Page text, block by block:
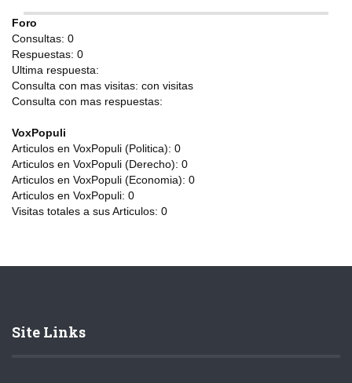
Foro
Consultas: 0
Respuestas: 0
Ultima respuesta:
Consulta con mas visitas: con visitas
Consulta con mas respuestas:
VoxPopuli
Articulos en VoxPopuli (Politica): 0
Articulos en VoxPopuli (Derecho): 0
Articulos en VoxPopuli (Economia): 0
Articulos en VoxPopuli: 0
Visitas totales a sus Articulos: 0
Site Links